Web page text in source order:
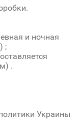
и ночная
;
.
Украины